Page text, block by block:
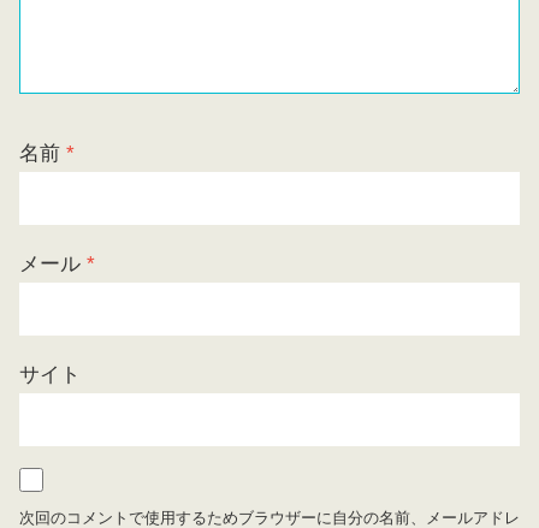
名前 *
メール *
サイト
次回のコメントで使用するためブラウザーに自分の名前、メールアドレ